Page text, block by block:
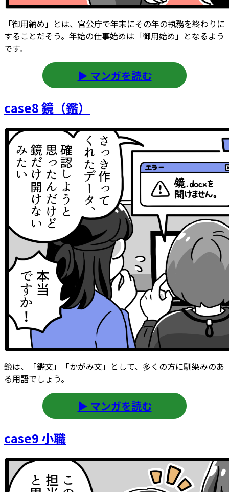
「御用納め」とは、官公庁で年末にその年の執務を終わりに
することだそう。年始の仕事始めは「御用始め」となるよう
です。
▶ マンガを読む
case8 鏡（鑑）
鏡は、「鑑文」「かがみ文」として、多くの方に馴染みのあ
る用語でしょう。
▶ マンガを読む
case9 小職